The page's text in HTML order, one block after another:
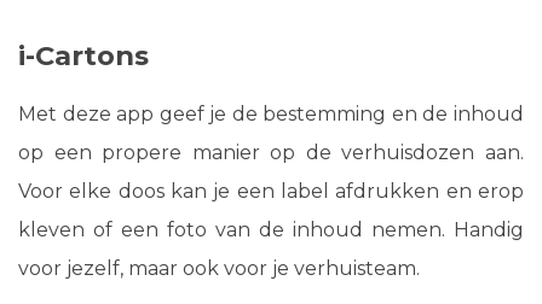
i-Cartons
Met deze app geef je de bestemming en de inhoud
op een propere manier op de verhuisdozen aan.
Voor elke doos kan je een label afdrukken en erop
kleven of een foto van de inhoud nemen. Handig
voor jezelf, maar ook voor je verhuisteam.